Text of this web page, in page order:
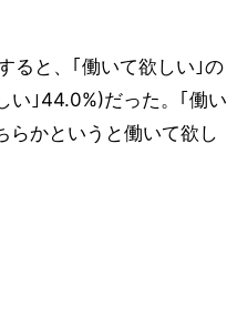
ると、｢働いて欲しい｣の
い｣44.0%)だった。｢働い
らかというと働いて欲し